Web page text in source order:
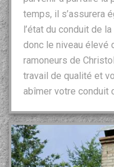
temps, il s’assurera
l’état du conduit de
donc le niveau élevé
ramoneurs de
travail de qualité et
abîmer votre conduit